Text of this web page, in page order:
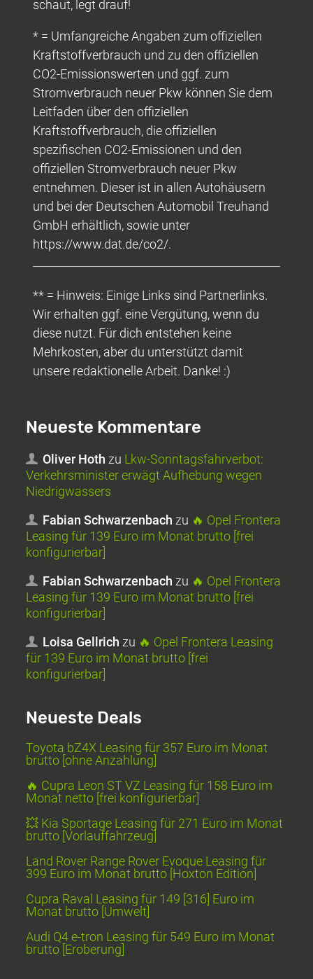
schaut, legt drauf!
* = Umfangreiche Angaben zum offiziellen
Kraftstoffverbrauch und zu den offiziellen
CO2-Emissionswerten und ggf. zum
Stromverbrauch neuer Pkw können Sie dem
Leitfaden über den offiziellen
Kraftstoffverbrauch, die offiziellen
spezifischen CO2-Emissionen und den
offiziellen Stromverbrauch neuer Pkw
entnehmen. Dieser ist in allen Autohäusern
und bei der Deutschen Automobil Treuhand
GmbH erhältlich, sowie unter
https://www.dat.de/co2/.
** = Hinweis: Einige Links sind Partnerlinks.
Wir erhalten ggf. eine Vergütung, wenn du
diese nutzt. Für dich entstehen keine
Mehrkosten, aber du unterstützt damit
unsere redaktionelle Arbeit. Danke! :)
Neueste Kommentare
Oliver Hoth zu Lkw-Sonntagsfahrverbot:
Verkehrsminister erwägt Aufhebung wegen
Niedrigwassers
Fabian Schwarzenbach zu 🔥 Opel Frontera
Leasing für 139 Euro im Monat brutto [frei
konfigurierbar]
Fabian Schwarzenbach zu 🔥 Opel Frontera
Leasing für 139 Euro im Monat brutto [frei
konfigurierbar]
Loisa Gellrich zu 🔥 Opel Frontera Leasing
für 139 Euro im Monat brutto [frei
konfigurierbar]
Neueste Deals
Toyota bZ4X Leasing für 357 Euro im Monat
brutto [ohne Anzahlung]
🔥 Cupra Leon ST VZ Leasing für 158 Euro im
Monat netto [frei konfigurierbar]
💥 Kia Sportage Leasing für 271 Euro im Monat
brutto [Vorlauffahrzeug]
Land Rover Range Rover Evoque Leasing für
399 Euro im Monat brutto [Hoxton Edition]
Cupra Raval Leasing für 149 [316] Euro im
Monat brutto [Umwelt]
Audi Q4 e-tron Leasing für 549 Euro im Monat
brutto [Eroberung]